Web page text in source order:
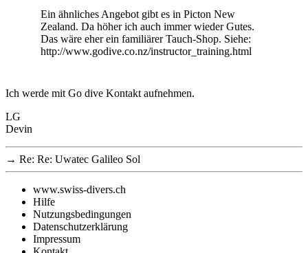
Ein ähnliches Angebot gibt es in Picton New
Zealand. Da höher ich auch immer wieder Gutes.
Das wäre eher ein familiärer Tauch-Shop. Siehe:
http://www.godive.co.nz/instructor_training.html
Ich werde mit Go dive Kontakt aufnehmen.
LG
Devin
→ Re: Re: Uwatec Galileo Sol
www.swiss-divers.ch
Hilfe
Nutzungsbedingungen
Datenschutzerklärung
Impressum